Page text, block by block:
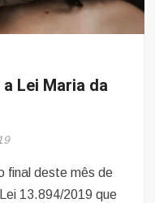
a Lei Maria da
final deste mês de
13.894/2019 que